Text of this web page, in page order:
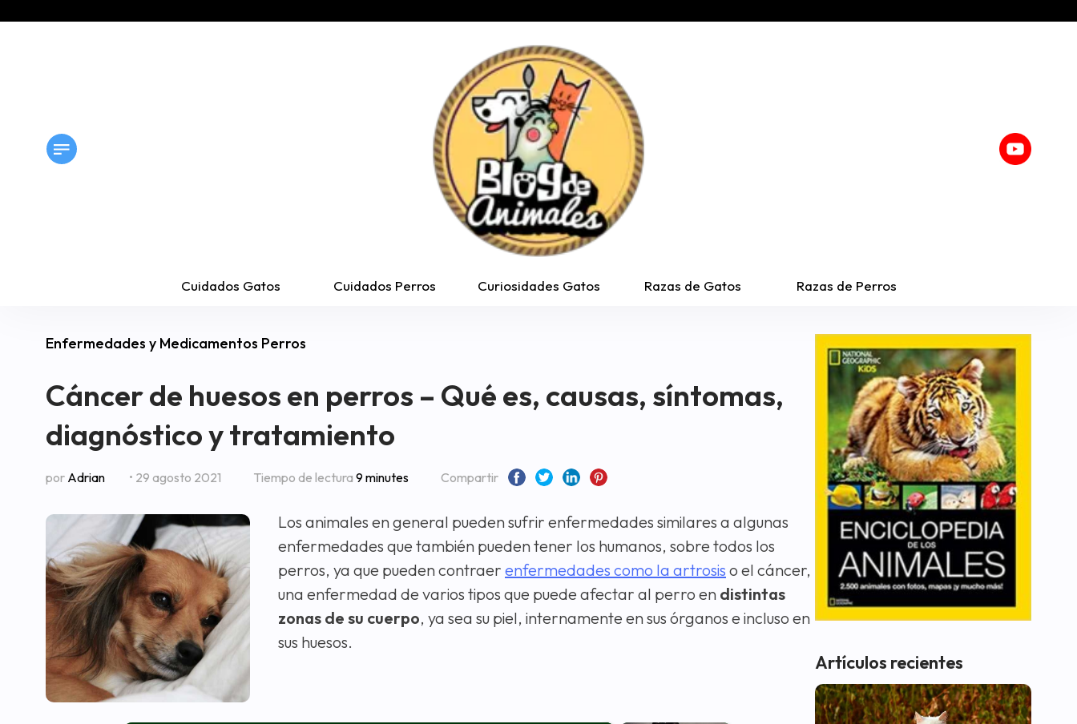
Cuidados Gatos Cuidados Perros Curiosidades Gatos Razas de Gatos Razas de Perros
Enfermedades y Medicamentos Perros
Cáncer de huesos en perros – Qué es, causas, síntomas,
diagnóstico y tratamiento
por Adrian • 29 agosto 2021 Tiempo de lectura9 minutes Compartir
Los animales en general pueden sufrir enfermedades similares a algunas
enfermedades que también pueden tener los humanos, sobre todos los
perros, ya que pueden contraer enfermedades como la artrosis o el cáncer,
una enfermedad de varios tipos que puede afectar al perro en distintas
zonas de su cuerpo, ya sea su piel, internamente en sus órganos e incluso en
sus huesos.
Artículos recientes